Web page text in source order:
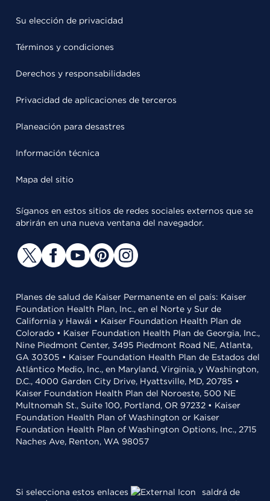
Su elección de privacidad
Términos y condiciones
Derechos y responsabilidades
Privacidad de aplicaciones de terceros
Planeación para desastres
Información técnica
Mapa del sitio
Síganos en estos sitios de redes sociales externos que se
abrirán en una nueva ventana del navegador.
Planes de salud de Kaiser Permanente en el país: Kaiser
Foundation Health Plan, Inc., en el Norte y Sur de
California y Hawái • Kaiser Foundation Health Plan de
Colorado • Kaiser Foundation Health Plan de Georgia, Inc.,
Nine Piedmont Center, 3495 Piedmont Road NE, Atlanta,
GA 30305 • Kaiser Foundation Health Plan de Estados del
Atlántico Medio, Inc., en Maryland, Virginia, y Washington,
D.C., 4000 Garden City Drive, Hyattsville, MD, 20785 •
Kaiser Foundation Health Plan del Noroeste, 500 NE
Multnomah St., Suite 100, Portland, OR 97232 • Kaiser
Foundation Health Plan of Washington or Kaiser
Foundation Health Plan of Washington Options, Inc., 2715
Naches Ave, Renton, WA 98057
Si selecciona estos enlaces
saldrá de